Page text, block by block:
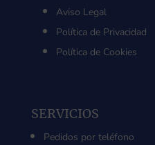
Aviso Legal
Política de Privacidad
Política de Cookies
SERVICIOS
Pedidos por teléfono